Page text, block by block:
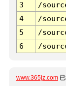
3 /
4
/
5
/
6
/
www.365jz.com